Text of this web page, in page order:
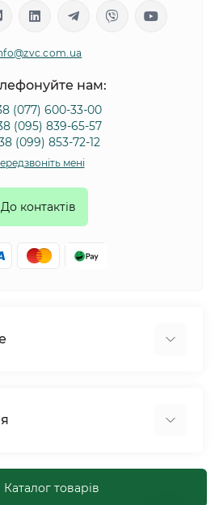
нам:
(077) 600-33-00
(095) 839-65-57
(099) 853-72-12
мені
До контактів
тварини та птахи
Каталог товарів